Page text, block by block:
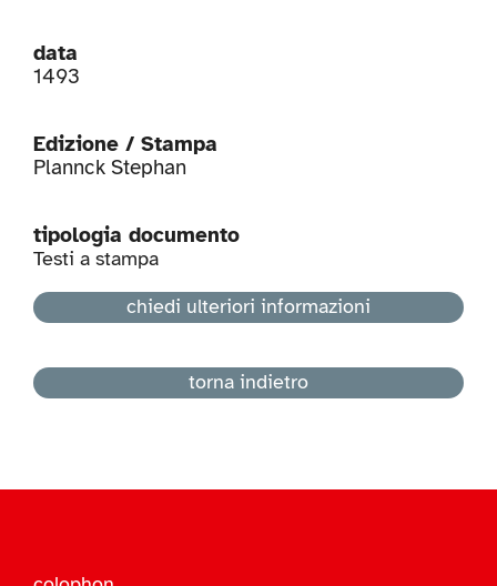
data
1493
Edizione / Stampa
Plannck Stephan
tipologia documento
Testi a stampa
chiedi ulteriori informazioni
torna indietro